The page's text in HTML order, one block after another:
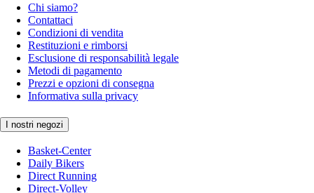
Chi siamo?
Contattaci
Condizioni di vendita
Restituzioni e rimborsi
Esclusione di responsabilità legale
Metodi di pagamento
Prezzi e opzioni di consegna
Informativa sulla privacy
I nostri negozi
Basket-Center
Daily Bikers
Direct Running
Direct-Volley